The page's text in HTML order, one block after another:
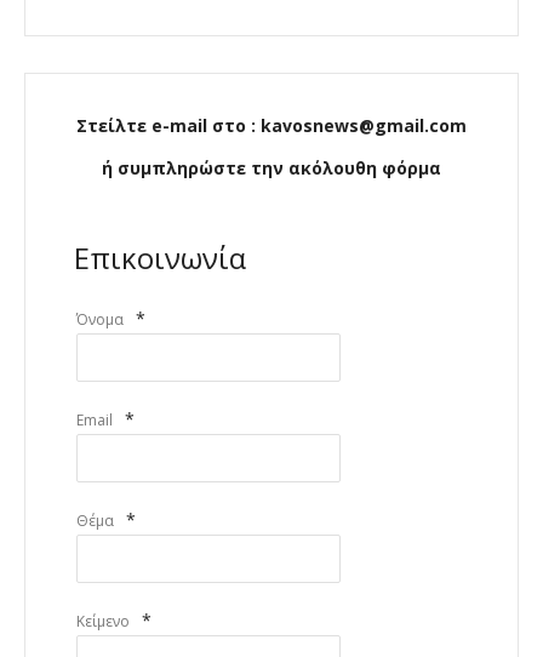
Στείλτε e-mail στο : kavosnews@gmail.com
ή συμπληρώστε την ακόλουθη φόρμα
Επικοινωνία
Όνομα *
Email *
Θέμα *
Κείμενο *